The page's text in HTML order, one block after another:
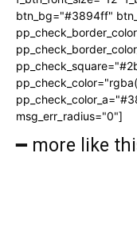
btn_bg="#3894ff"
msg_err_radius="0"]
━ more like